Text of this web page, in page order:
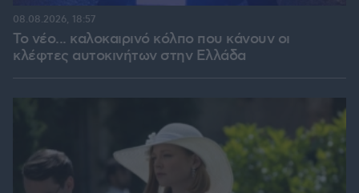
Το νέο... καλοκαιρινό κόλπο που κάνουν οι
κλέφτες αυτοκινήτων στην Ελλάδα
08.08.2026, 18:57